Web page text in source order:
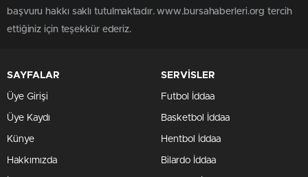
başvuru hakkı saklı tutulmaktadır. www.bursahaberleri.org tercih
ettiğiniz için teşekkür ederiz.
SAYFALAR
Üye Girişi
Üye Kaydı
Künye
Hakkımızda
SERVİSLER
Futbol İddaa
Basketbol İddaa
Hentbol İddaa
Bilardo İddaa